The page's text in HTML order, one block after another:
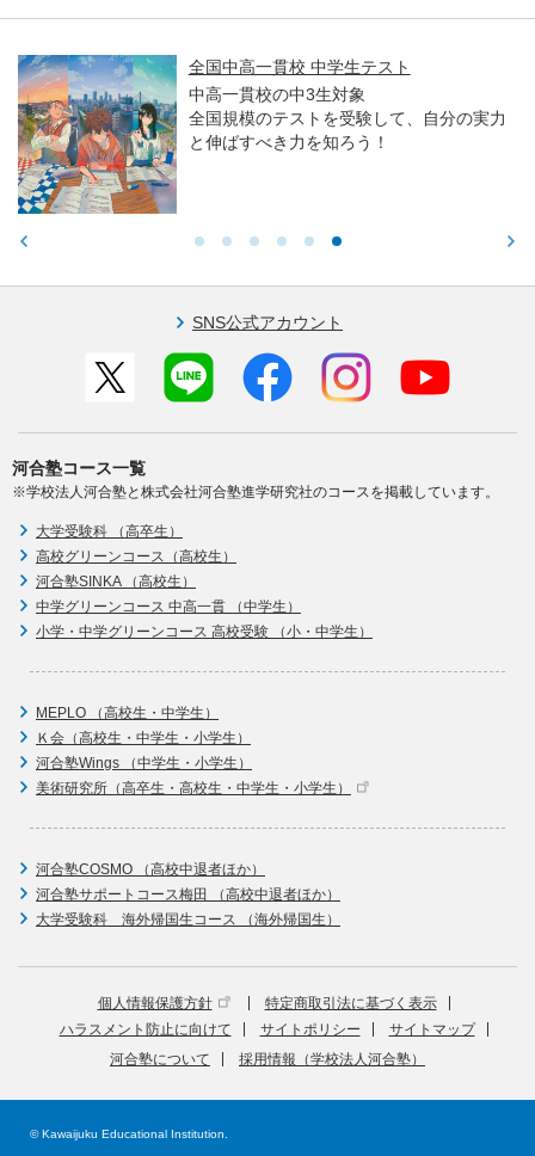
全国中高一貫校 中学生テスト
中高一貫校の中3生対象
全国規模のテストを受験して、自分の実力
と伸ばすべき力を知ろう！
SNS公式アカウント
河合塾コース一覧
※学校法人河合塾と株式会社河合塾進学研究社のコースを掲載しています。
大学受験科 （高卒生）
高校グリーンコース（高校生）
河合塾SINKA （高校生）
中学グリーンコース 中高一貫 （中学生）
小学・中学グリーンコース 高校受験 （小・中学生）
MEPLO （高校生・中学生）
Ｋ会（高校生・中学生・小学生）
河合塾Wings （中学生・小学生）
美術研究所（高卒生・高校生・中学生・小学生）
河合塾COSMO （高校中退者ほか）
河合塾サポートコース梅田 （高校中退者ほか）
大学受験科 海外帰国生コース （海外帰国生）
個人情報保護方針
特定商取引法に基づく表示
ハラスメント防止に向けて
サイトポリシー
サイトマップ
河合塾について
採用情報（学校法人河合塾）
© Kawaijuku Educational Institution.